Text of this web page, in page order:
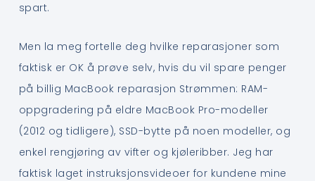
spart.
Men la meg fortelle deg hvilke reparasjoner som
faktisk er OK å prøve selv, hvis du vil spare penger
på billig MacBook reparasjon Strømmen: RAM-
oppgradering på eldre MacBook Pro-modeller
(2012 og tidligere), SSD-bytte på noen modeller, og
enkel rengjøring av vifter og kjøleribber. Jeg har
faktisk laget instruksjonsvideoer for kundene mine